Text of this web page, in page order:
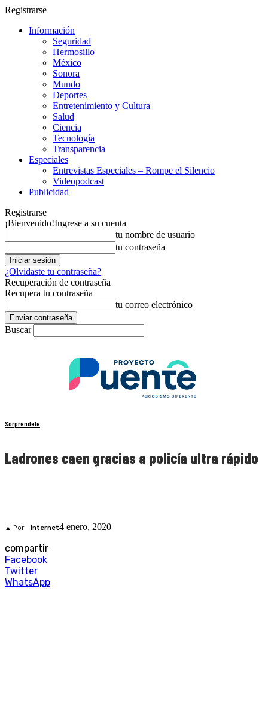
Registrarse
Información
Seguridad
Hermosillo
México
Sonora
Mundo
Deportes
Entretenimiento y Cultura
Salud
Ciencia
Tecnología
Transparencia
Especiales
Entrevistas Especiales – Rompe el Silencio
Videopodcast
Publicidad
Registrarse
¡Bienvenido!Ingrese a su cuenta
tu nombre de usuario
tu contraseña
¿Olvidaste tu contraseña?
Recuperación de contraseña
Recupera tu contraseña
tu correo electrónico
Buscar
Sorpréndete
Ladrones caen gracias a policía ultra rápido
▲ Por Internet4 enero, 2020
compartir
Facebook
Twitter
WhatsApp